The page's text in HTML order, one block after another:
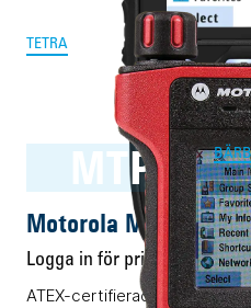
TETRA
Motorola
Logga in för pris
ATEX-certifierad TETRA-